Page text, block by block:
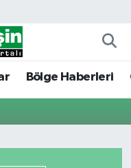
Bölge Haberleri